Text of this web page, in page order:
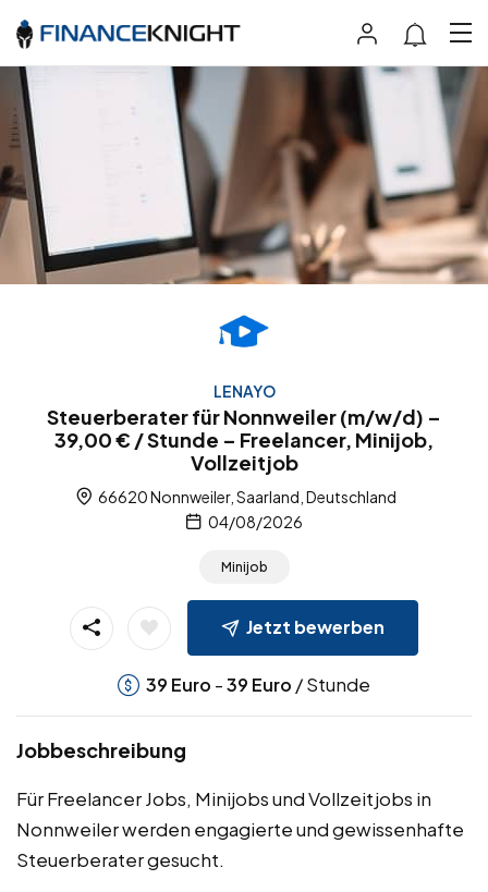
LENAYO
Steuerberater für Nonnweiler (m/w/d) –
39,00 € / Stunde – Freelancer, Minijob,
Vollzeitjob
66620 Nonnweiler, Saarland, Deutschland
04/08/2026
Minijob
Jetzt bewerben
39 Euro -39 Euro / Stunde
Jobbeschreibung
Für Freelancer Jobs, Minijobs und Vollzeitjobs in
Nonnweiler werden engagierte und gewissenhafte
Steuerberater gesucht.